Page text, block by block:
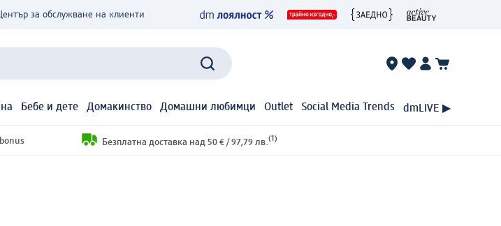
за обслужване на клиенти
Бебе и дете Домакинство Домашни любимци Outlet Social Media Trends dmLIVE ▶
Безплатна доставка над 50 € / 97,79 лв. (1)